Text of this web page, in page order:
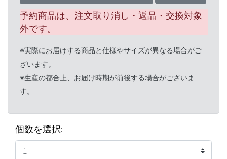
予約商品は、注文取り消し・返品・交換対象
外です。
※実際にお届けする商品と仕様やサイズが異なる場合がご
ざいます。
※生産の都合上、お届け時期が前後する場合がございま
す。
個数を選択: